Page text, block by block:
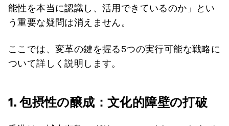
能性を本当に認識し、活用できているのか」とい
う重要な疑問は消えません。
ここでは、変革の鍵を握る5つの実行可能な戦略に
ついて詳しく説明します。
1. 包摂性の醸成：文化的障壁の打破